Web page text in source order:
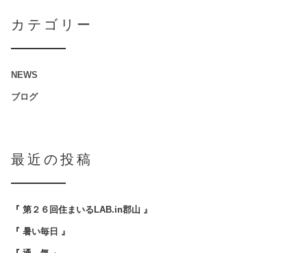
カテゴリー
NEWS
ブログ
最近の投稿
『 第２６回住まいるLAB.in郡山 』
『 暑い毎日 』